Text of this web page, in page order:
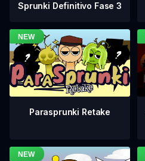
Sprunki Definitivo Fase 3
Parasprunki Retake